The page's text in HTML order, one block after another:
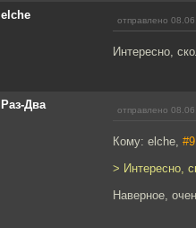
elche отправлено
Интересно,
Раз-Два отправлено
Кому: elche, #9
> Интересно,
Наверное,